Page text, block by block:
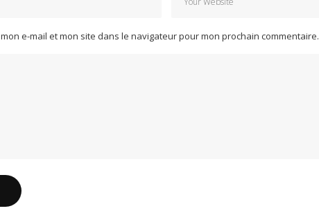
e-mail et mon site dans le navigateur pour mon prochain commentaire.